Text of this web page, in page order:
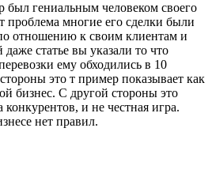
гениальным человеком своего
проблема многие его сделки были
отношению к своим клиентам и
статье вы указали то что
ему обходились в 10
это т пример показывает как
бизнес. С другой стороны это
и не честная игра.
нет правил.